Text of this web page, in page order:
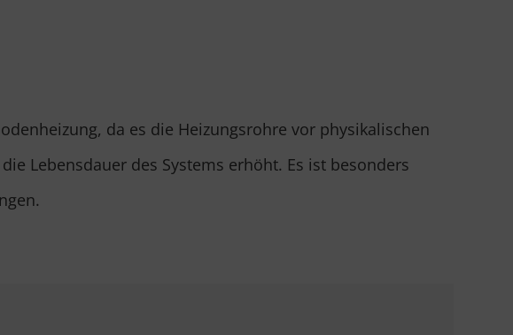
da es die Heizungsrohre vor physikalischen
Lebensdauer des Systems erhöht. Es ist besonders